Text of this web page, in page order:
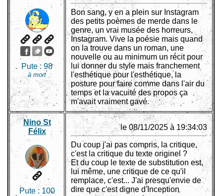
Pute : 98
à mort
Bon sang, y en a plein sur Instagram
des petits poèmes de merde dans le
genre, un vrai musée des horreurs,
Instagram. Vive la poésie mais quand
on la trouve dans un roman, une
nouvelle ou au minimum un récit pour
lui donner du style mais franchement
l'esthétique pour l'esthétique, la
posture pour faire comme dans l'air du
temps et la vacuité des propos ça
m'avait vraiment gavé.
Nino St
Félix
Pute : 100
le 08/11/2025 à 19:34:03
Du coup j'ai pas compris, la critique,
c'est la critique du texte originel ?
Et du coup le texte de substitution est,
lui même, une critique de ce qu'il
remplace, c'est... J'ai presqu'envie de
dire que c'est digne d'Inception